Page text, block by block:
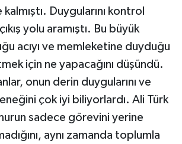
Duygularını kontrol
yolu aramıştı. Bu büyük
acıyı ve memleketine duyduğu
için ne yapacağını düşündü.
onun derin duygularını ve
çok iyi biliyorlardı. Ali Türk
sadece görevini yerine
aynı zamanda toplumla